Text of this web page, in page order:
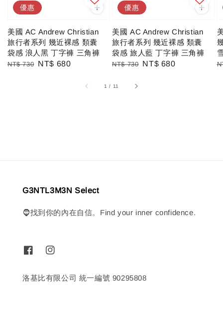
優惠
美國 AC Andrew Christian
旅行者系列 幾近裸感 類囊
袋感 浪人黑 丁字褲 三角褲
Regular
NT$ 730 Sale
NT$ 680
優惠
美國 AC Andrew Christian
旅行者系列 幾近裸感 類囊
袋感 旅人藍 丁字褲 三角褲
Regular
NT$ 730 Sale
NT$ 680
1 / 11
G3NTL3M3N Select
🧔找到你的內在自信。Find your inner confidence.
洛基比有限公司 統一編號 90295808